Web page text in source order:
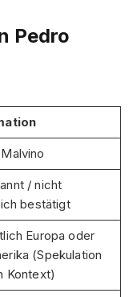
Pedro
/ nicht
bestätigt
Europa oder
(Spekulation
Kontext)